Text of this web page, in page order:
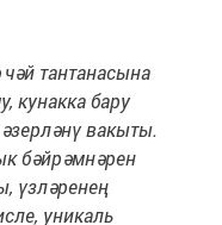
тантанасына
кунакка бару
вакыты.
бәйрәмнәрен
үзләренең
уникаль